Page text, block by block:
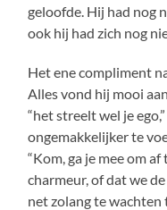
geloofde. Hij had nog
ook hij had zich nog
Het ene compliment
Alles vond hij mooi
“het streelt wel je
ongemakkelijker te
“Kom, ga je mee om af
charmeur, of dat we
net zolang te